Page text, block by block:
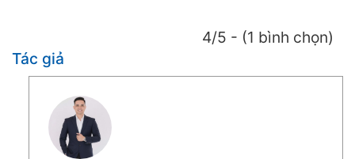
4/5 - (1 bình chọn)
Tác giả